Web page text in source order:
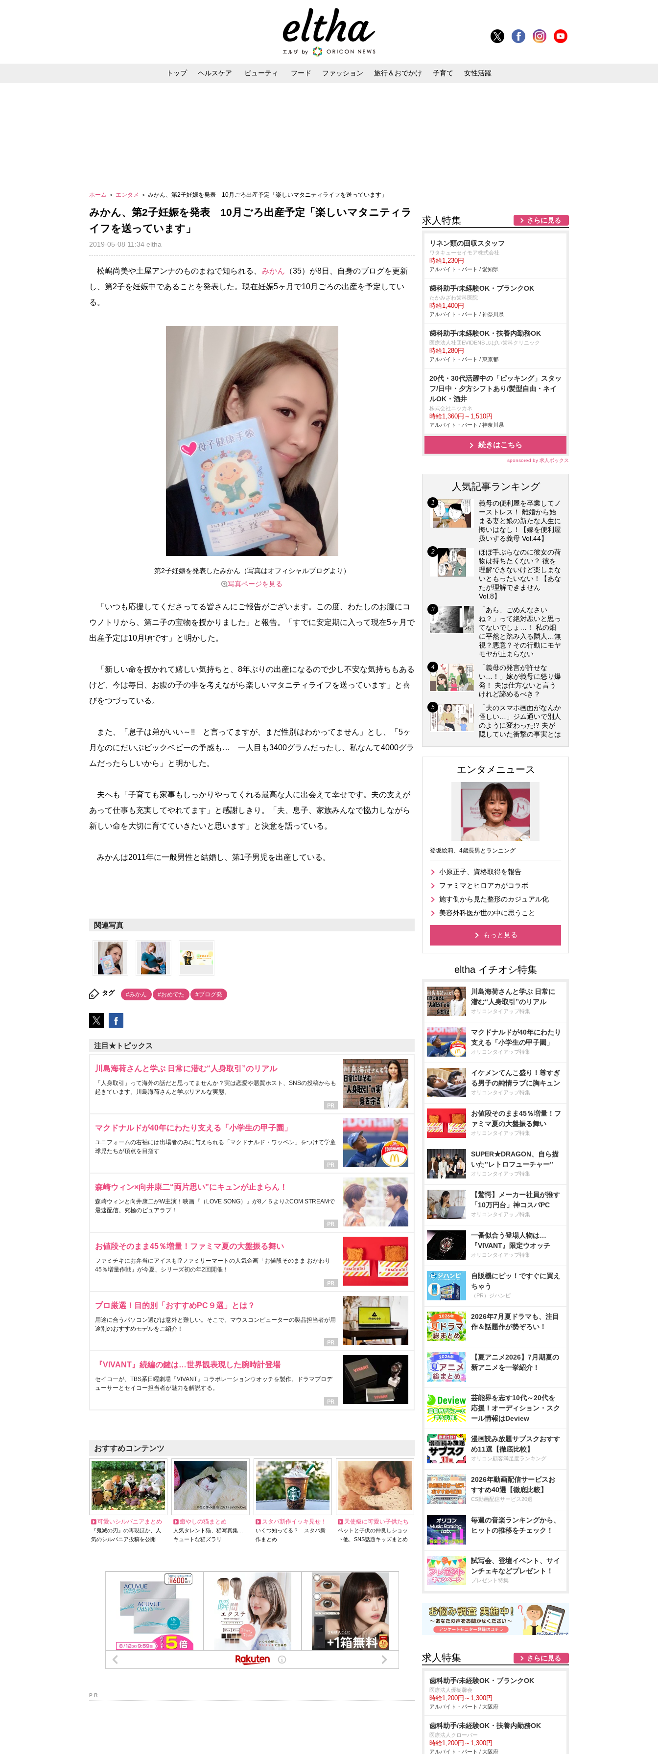
トップ ヘルスケア ビューティ フード ファッション 旅行＆おでかけ 子育て 女性活躍
ホーム ＞ エンタメ ＞ みかん、第2子妊娠を発表 10月ごろ出産予定「楽しいマタニティライフを送っています」
みかん、第2子妊娠を発表 10月ごろ出産予定「楽しいマタニティラ
イフを送っています」
2019-05-08 11:34 eltha
松嶋尚美や土屋アンナのものまねで知られる、 みかん （35）が8日、自身のブログを更新
し、第2子を妊娠中であることを発表した。現在妊娠5ヶ月で10月ごろの出産を予定してい
る。
第2子妊娠を発表したみかん（写真はオフィシャルブログより）
写真ページを見る
「いつも応援してくださってる皆さんにご報告がございます。この度、わたしのお腹にコ
ウノトリから、第ニ子の宝物を授かりました」と報告。「すでに安定期に入って現在5ヶ月で
出産予定は10月頃です」と明かした。
「新しい命を授かれて嬉しい気持ちと、8年ぶりの出産になるので少し不安な気持ちもある
けど、今は毎日、お腹の子の事を考えながら楽しいマタニティライフを送っています」と喜
びをつづっている。
また、「息子は弟がいい～!! と言ってますが、まだ性別はわかってません」とし、「5ヶ
月なのにだいぶビックベビーの予感も… 一人目も3400グラムだったし、私なんて4000グラ
ムだったらしいから」と明かした。
夫へも「子育ても家事もしっかりやってくれる最高な人に出会えて幸せです。夫の支えが
あって仕事も充実してやれてます」と感謝しきり。「夫、息子、家族みんなで協力しながら
新しい命を大切に育てていきたいと思います」と決意を語っている。
みかんは2011年に一般男性と結婚し、第1子男児を出産している。
関連写真
タグ #みかん #おめでた #ブログ発
注目★トピックス
川島海荷さんと学ぶ 日常に潜む“人身取引”のリアル
「人身取引」って海外の話だと思ってませんか？実は恋愛や悪質ホスト、SNSの投稿からも
起きています。川島海荷さんと学ぶリアルな実態。
マクドナルドが40年にわたり支える「小学生の甲子園」
ユニフォームの右袖には出場者のみに与えられる「マクドナルド・ワッペン」をつけて学童
球児たちが頂点を目指す
森崎ウィン×向井康二“両片思い”にキュンが止まらん！
森崎ウィンと向井康二がW主演！映画『（LOVE SONG）』が8／５よりJ:COM STREAMで
最速配信。究極のピュアラブ！
お値段そのまま45％増量！ファミマ夏の大盤振る舞い
ファミチキにお弁当にアイスも!?ファミリーマートの人気企画「お値段そのまま おかわり
45％増量作戦」が今夏、シリーズ初の年2回開催！
プロ厳選！目的別「おすすめPC９選」とは？
用途に合うパソコン選びは意外と難しい。そこで、マウスコンピューターの製品担当者が用
途別のおすすめモデルをご紹介！
『VIVANT』続編の鍵は…世界観表現した腕時計登場
セイコーが、TBS系日曜劇場『VIVANT』コラボレーションウオッチを製作。ドラマプロデ
ューサーとセイコー担当者が魅力を解説する。
おすすめコンテンツ
可愛いシルバニアまとめ
『鬼滅の刃』の再現ほか、人
気のシルバニア投稿を公開
癒やしの猫まとめ
人気タレント猫、猫写真集…
キュートな猫ズラリ
スタバ新作イッキ見せ！
いくつ知ってる？ スタバ新
作まとめ
天使級に可愛い子供たち
ペットと子供の仲良しショッ
ト他、SNS話題キッズまとめ
P R
求人特集 さらに見る
リネン類の回収スタッフ
ワタキューセイモア株式会社
時給1,230円
アルバイト・パート / 愛知県
歯科助手/未経験OK・ブランクOK
たかみざわ歯科医院
時給1,400円
アルバイト・パート / 神奈川県
歯科助手/未経験OK・扶養内勤務OK
医療法人社団EVIDENS ぶばい歯科クリニック
時給1,280円
アルバイト・パート / 東京都
20代・30代活躍中の「ピッキング」スタッ
フ/日中・夕方シフトあり/髪型自由・ネイ
ルOK・酒井
株式会社ニッカネ
時給1,360円～1,510円
アルバイト・パート / 神奈川県
続きはこちら
sponsored by 求人ボックス
人気記事ランキング
義母の便利屋を卒業してノ
ーストレス！ 離婚から始
まる妻と娘の新たな人生に
悔いはなし！【嫁を便利屋
扱いする義母 Vol.44】
ほぼ手ぶらなのに彼女の荷
物は持ちたくない？ 彼を
理解できないけど楽しまな
いともったいない！【あな
たが理解できません
Vol.8】
「あら、ごめんなさい
ね？」って絶対悪いと思っ
てないでしょ…！ 私の畑
に平然と踏み入る隣人…無
視？悪意？その行動にモヤ
モヤが止まらない
「義母の発言が許せな
い…！」嫁が義母に怒り爆
発！ 夫は仕方ないと言う
けれど諦めるべき？
「夫のスマホ画面がなんか
怪しい…」ジム通いで別人
のように変わった!? 夫が
隠していた衝撃の事実とは
エンタメニュース
登坂絵莉、4歳長男とランニング
小原正子、資格取得を報告
ファミマとヒロアカがコラボ
施す側から見た整形のカジュアル化
美容外科医が世の中に思うこと
もっと見る
川島海荷さんと学ぶ 日常に
潜む“人身取引”のリアル
オリコンタイアップ特集
マクドナルドが40年にわたり
支える「小学生の甲子園」
オリコンタイアップ特集
イケメンてんこ盛り！尊すぎ
る男子の純情ラブに胸キュン
オリコンタイアップ特集
お値段そのまま45％増量！フ
ァミマ夏の大盤振る舞い
オリコンタイアップ特集
SUPER★DRAGON、自ら描
いた”レトロフューチャー”
オリコンタイアップ特集
【驚愕】メーカー社員が推す
「10万円台」神コスパPC
オリコンタイアップ特集
一番似合う登場人物は…
『VIVANT』限定ウオッチ
オリコンタイアップ特集
自販機にピッ！ですぐに買え
ちゃう
（PR）ジハンピ
2026年7月夏ドラマも、注目
作＆話題作が勢ぞろい！
【夏アニメ2026】7月期夏の
新アニメを一挙紹介！
芸能界を志す10代～20代を
応援！オーディション・スク
ール情報はDeview
漫画読み放題サブスクおすす
め11選【徹底比較】
オリコン顧客満足度ランキング
2026年動画配信サービスお
すすめ40選【徹底比較】
CS動画配信サービス20選
毎週の音楽ランキングから、
ヒットの推移をチェック！
試写会、登壇イベント、サイ
ンチェキなどプレゼント！
プレゼント特集
求人特集 さらに見る
歯科助手/未経験OK・ブランクOK
医療法人優樹馨会
時給1,200円～1,300円
アルバイト・パート / 大阪府
歯科助手/未経験OK・扶養内勤務OK
医療法人クローバー
時給1,200円～1,300円
アルバイト・パート / 大阪府